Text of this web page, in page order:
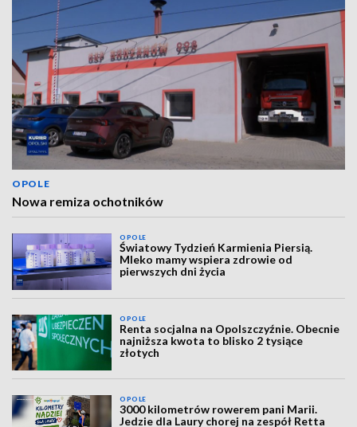
OPOLE
Nowa remiza ochotników
OPOLE
Światowy Tydzień Karmienia Piersią.
Mleko mamy wspiera zdrowie od
pierwszych dni życia
OPOLE
Renta socjalna na Opolszczyźnie. Obecnie
najniższa kwota to blisko 2 tysiące
złotych
OPOLE
3000 kilometrów rowerem pani Marii.
Jedzie dla Laury chorej na zespół Retta